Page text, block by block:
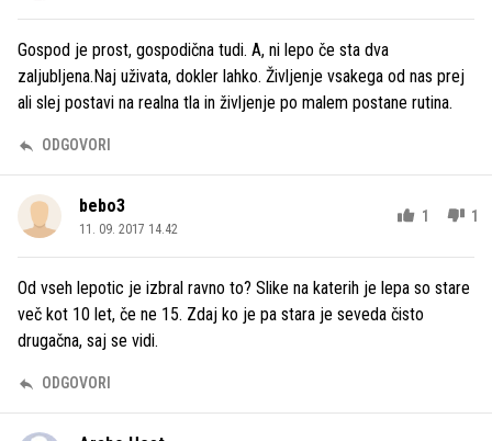
Gospod je prost, gospodična tudi. A, ni lepo če sta dva
zaljubljena.Naj uživata, dokler lahko. Življenje vsakega od nas prej
ali slej postavi na realna tla in življenje po malem postane rutina.
ODGOVORI
bebo3
11. 09. 2017 14.42
1 1
Od vseh lepotic je izbral ravno to? Slike na katerih je lepa so stare
več kot 10 let, če ne 15. Zdaj ko je pa stara je seveda čisto
drugačna, saj se vidi.
ODGOVORI